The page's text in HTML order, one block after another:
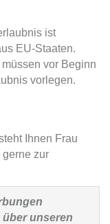
ist
EU-Staaten.
vor Beginn
vorlegen.
Ihnen Frau
zur
unseren